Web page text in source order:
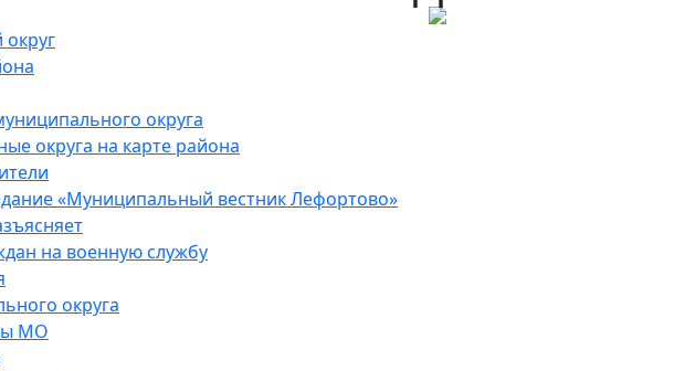
округа
округа на карте района
«Муниципальный вестник Лефортово»
на военную службу
округа
МО